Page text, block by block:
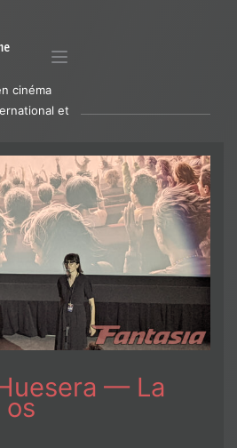
cinéma
et
— La
os